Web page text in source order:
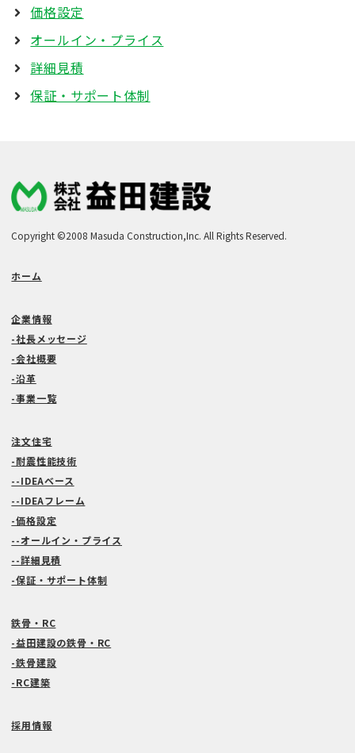
価格設定
オールイン・プライス
詳細見積
保証・サポート体制
Copyright ©2008 Masuda Construction,Inc. All Rights Reserved.
ホーム
企業情報
-社長メッセージ
-会社概要
-沿革
-事業一覧
注文住宅
-耐震性能技術
--IDEAベース
--IDEAフレーム
-価格設定
--オールイン・プライス
--詳細見積
-保証・サポート体制
鉄骨・RC
-益田建設の鉄骨・RC
-鉄骨建設
-RC建築
採用情報